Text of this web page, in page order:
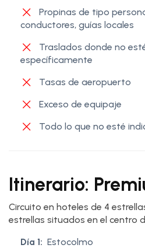
Propinas de tipo
conductores, guías locales
Traslados donde no
específicamente
Tasas de aeropuerto
Exceso de equipaje
Todo lo que no esté
Itinerario:
Circuito en hoteles de 4
estrellas situados en el centro
Día 1: Estocolmo